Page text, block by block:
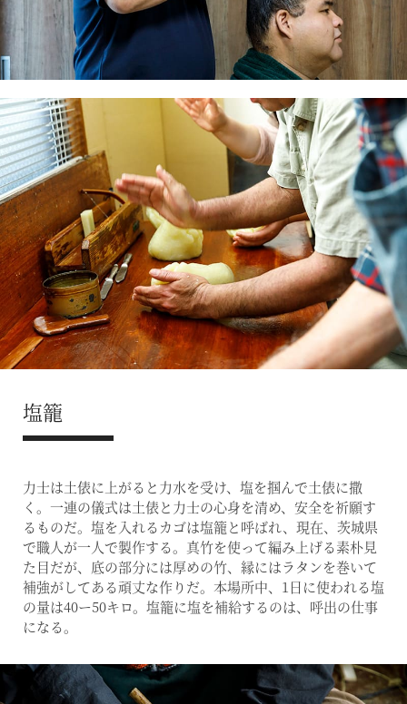
塩籠
力士は土俵に上がると力水を受け、塩を掴んで土俵に撒
く。一連の儀式は土俵と力士の心身を清め、安全を祈願す
るものだ。塩を入れるカゴは塩籠と呼ばれ、現在、茨城県
で職人が一人で製作する。真竹を使って編み上げる素朴見
た目だが、底の部分には厚めの竹、縁にはラタンを巻いて
補強がしてある頑丈な作りだ。本場所中、1日に使われる塩
の量は40ー50キロ。塩籠に塩を補給するのは、呼出の仕事
になる。